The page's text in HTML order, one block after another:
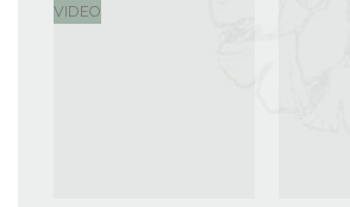
VIDEO